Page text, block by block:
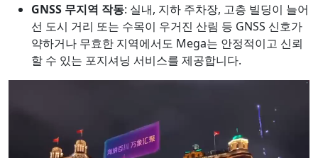
GNSS 무지역 작동: 실내, 지하 주차장, 고층 빌딩이 늘어
선 도시 거리 또는 수목이 우거진 산림 등 GNSS 신호가
약하거나 무효한 지역에서도 Mega는 안정적이고 신뢰
할 수 있는 포지셔닝 서비스를 제공합니다.